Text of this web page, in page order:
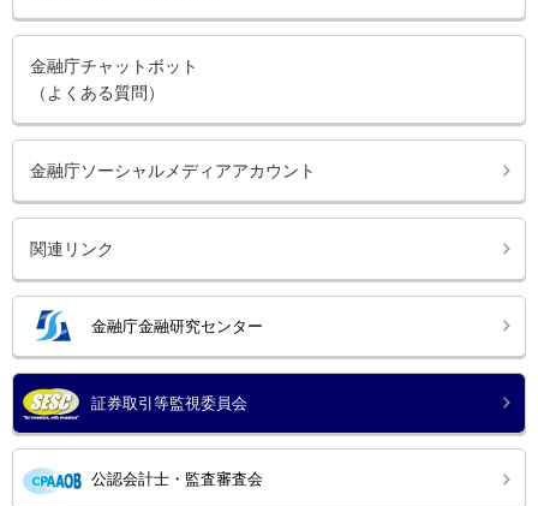
金融庁チャットボット
（よくある質問）
金融庁ソーシャルメディアアカウント
関連リンク
金融庁金融研究センター
証券取引等監視委員会
公認会計士・監査審査会